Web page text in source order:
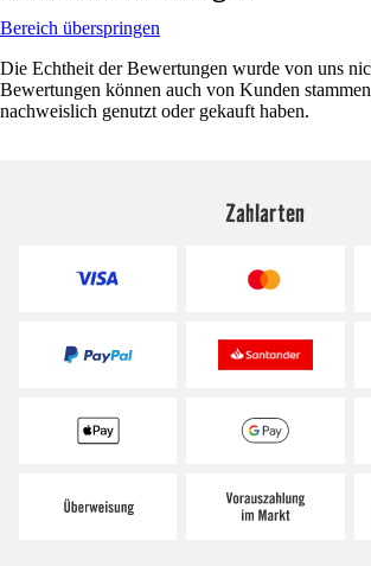
Bereich überspringen
Die Echtheit der Bewertungen wurde von uns
Bewertungen können auch von Kunden
nachweislich genutzt oder gekauft haben.
Zahlarten